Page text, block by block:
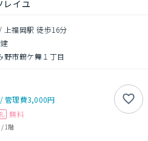
レイユ
上福岡駅 徒歩16分
野市鶴ケ舞１丁目
/管理費3,000円
無料
/ 1階